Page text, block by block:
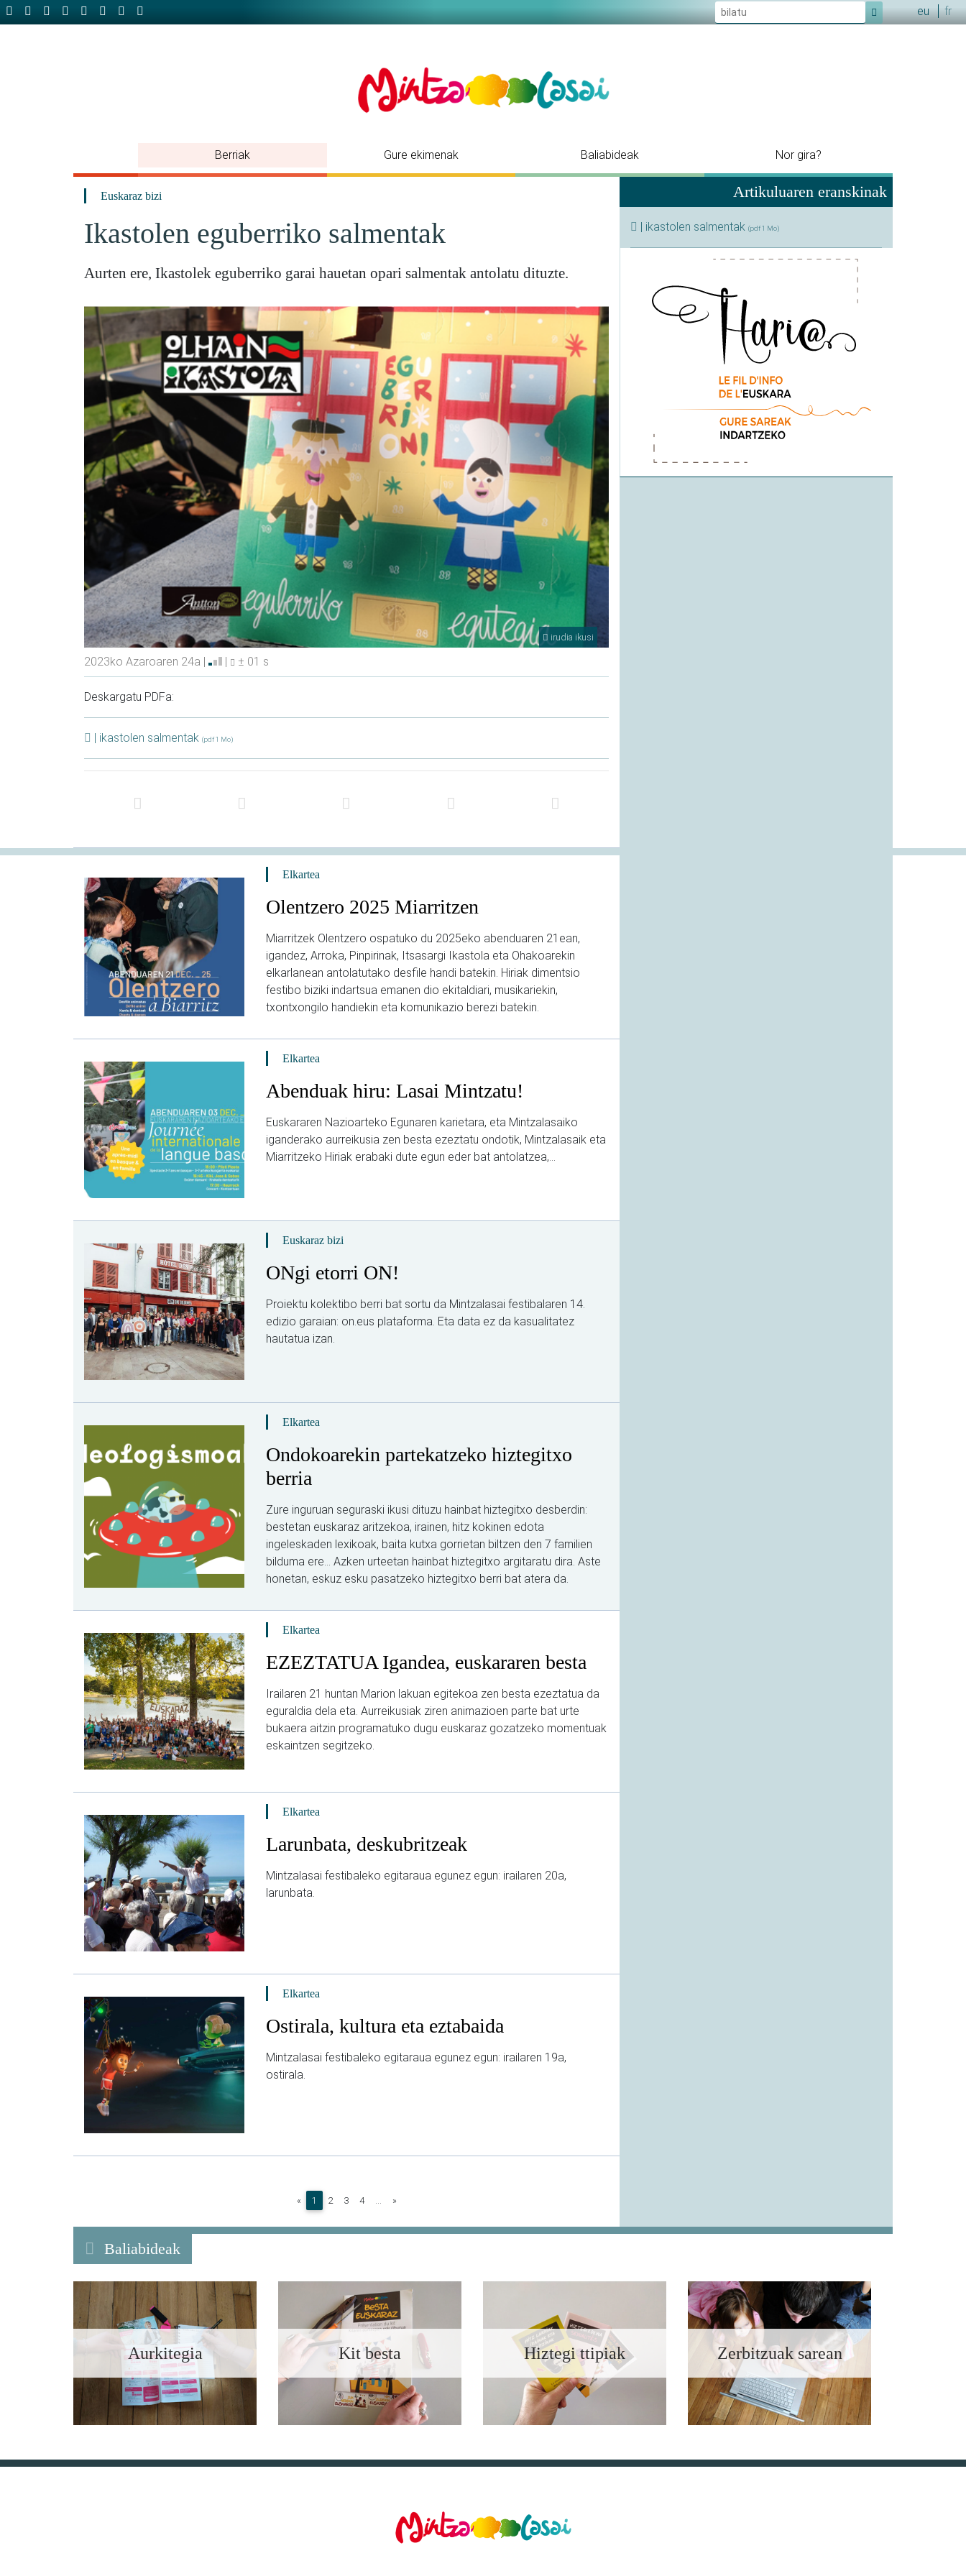
eu fr
Berriak Gure ekimenak Baliabideak Nor gira?
Euskaraz bizi
Ikastolen eguberriko salmentak
Aurten ere, Ikastolek eguberriko garai hauetan opari salmentak antolatu dituzte.
irudia ikusi
2023ko Azaroaren 24a | ± 01 s
Deskargatu PDFa:
| ikastolen salmentak (pdf 1 Mo)
Artikuluaren eranskinak
| ikastolen salmentak (pdf 1 Mo)
Elkartea
Olentzero 2025 Miarritzen
Miarritzek Olentzero ospatuko du 2025eko abenduaren 21ean,
igandez, Arroka, Pinpirinak, Itsasargi Ikastola eta Ohakoarekin
elkarlanean antolatutako desfile handi batekin. Hiriak dimentsio
festibo biziki indartsua emanen dio ekitaldiari, musikariekin,
txontxongilo handiekin eta komunikazio berezi batekin.
Elkartea
Abenduak hiru: Lasai Mintzatu!
Euskararen Nazioarteko Egunaren karietara, eta Mintzalasaiko
iganderako aurreikusia zen besta ezeztatu ondotik, Mintzalasaik eta
Miarritzeko Hiriak erabaki dute egun eder bat antolatzea,...
Euskaraz bizi
ONgi etorri ON!
Proiektu kolektibo berri bat sortu da Mintzalasai festibalaren 14.
edizio garaian: on.eus plataforma. Eta data ez da kasualitatez
hautatua izan.
Elkartea
Ondokoarekin partekatzeko hiztegitxo
berria
Zure inguruan seguraski ikusi dituzu hainbat hiztegitxo desberdin:
bestetan euskaraz aritzekoa, irainen, hitz kokinen edota
ingeleskaden lexikoak, baita kutxa gorrietan biltzen den 7 familien
bilduma ere... Azken urteetan hainbat hiztegitxo argitaratu dira. Aste
honetan, eskuz esku pasatzeko hiztegitxo berri bat atera da.
Elkartea
EZEZTATUA Igandea, euskararen besta
Irailaren 21 huntan Marion lakuan egitekoa zen besta ezeztatua da
eguraldia dela eta. Aurreikusiak ziren animazioen parte bat urte
bukaera aitzin programatuko dugu euskaraz gozatzeko momentuak
eskaintzen segitzeko.
Elkartea
Larunbata, deskubritzeak
Mintzalasai festibaleko egitaraua egunez egun: irailaren 20a,
larunbata.
Elkartea
Ostirala, kultura eta eztabaida
Mintzalasai festibaleko egitaraua egunez egun: irailaren 19a,
ostirala.
« 1 (current)
2 3 4 ... »
Baliabideak
Aurkitegia Kit besta Hiztegi ttipiak Zerbitzuak sarean